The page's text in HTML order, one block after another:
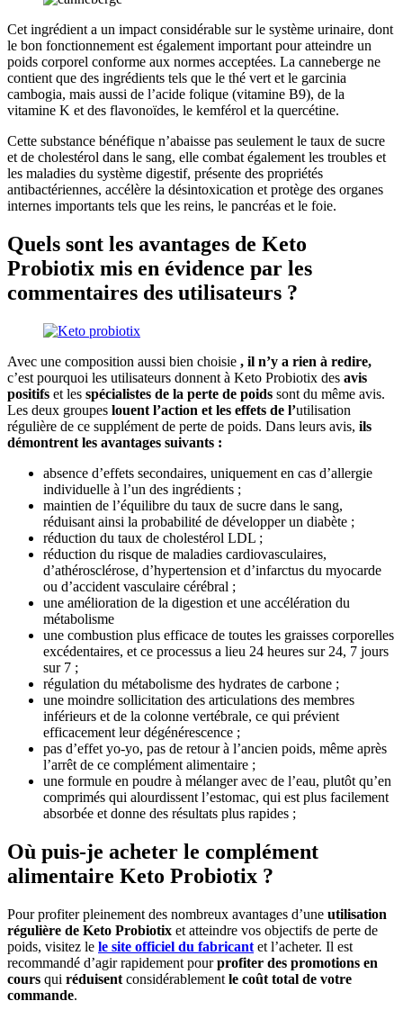
Cet ingrédient a un impact considérable sur le système urinaire, dont
le bon fonctionnement est également important pour atteindre un
poids corporel conforme aux normes acceptées. La canneberge ne
contient que des ingrédients tels que le thé vert et le garcinia
cambogia, mais aussi de l’acide folique (vitamine B9), de la
vitamine K et des flavonoïdes, le kemférol et la quercétine.
Cette substance bénéfique n’abaisse pas seulement le taux de sucre
et de cholestérol dans le sang, elle combat également les troubles et
les maladies du système digestif, présente des propriétés
antibactériennes, accélère la désintoxication et protège des organes
internes importants tels que les reins, le pancréas et le foie.
Quels sont les avantages de Keto
Probiotix mis en évidence par les
commentaires des utilisateurs ?
Avec une composition aussi bien choisie , il n’y a rien à redire,
c’est pourquoi les utilisateurs donnent à Keto Probiotix des avis
positifs et les spécialistes de la perte de poids sont du même avis.
Les deux groupes louent l’action et les effets de l’utilisation
régulière de ce supplément de perte de poids. Dans leurs avis, ils
démontrent les avantages suivants :
absence d’effets secondaires, uniquement en cas d’allergie
individuelle à l’un des ingrédients ;
maintien de l’équilibre du taux de sucre dans le sang,
réduisant ainsi la probabilité de développer un diabète ;
réduction du taux de cholestérol LDL ;
réduction du risque de maladies cardiovasculaires,
d’athérosclérose, d’hypertension et d’infarctus du myocarde
ou d’accident vasculaire cérébral ;
une amélioration de la digestion et une accélération du
métabolisme
une combustion plus efficace de toutes les graisses corporelles
excédentaires, et ce processus a lieu 24 heures sur 24, 7 jours
sur 7 ;
régulation du métabolisme des hydrates de carbone ;
une moindre sollicitation des articulations des membres
inférieurs et de la colonne vertébrale, ce qui prévient
efficacement leur dégénérescence ;
pas d’effet yo-yo, pas de retour à l’ancien poids, même après
l’arrêt de ce complément alimentaire ;
une formule en poudre à mélanger avec de l’eau, plutôt qu’en
comprimés qui alourdissent l’estomac, qui est plus facilement
absorbée et donne des résultats plus rapides ;
Où puis-je acheter le complément
alimentaire Keto Probiotix ?
Pour profiter pleinement des nombreux avantages d’une utilisation
régulière de Keto Probiotix et atteindre vos objectifs de perte de
poids, visitez le le site officiel du fabricant et l’acheter. Il est
recommandé d’agir rapidement pourprofiter des promotions en
cours qui réduisent considérablement le coût total de votre
commande.